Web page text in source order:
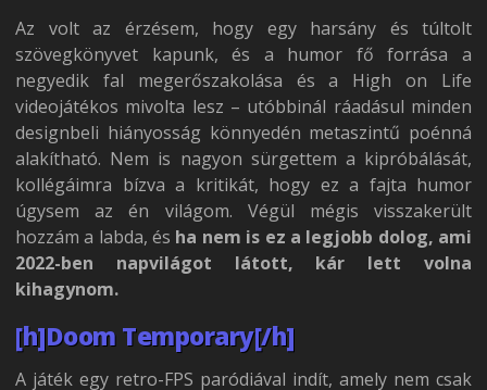
Az volt az érzésem, hogy egy harsány és túltolt
szövegkönyvet kapunk, és a humor fő forrása a
negyedik fal megerőszakolása és a High on Life
videojátékos mivolta lesz – utóbbinál ráadásul minden
designbeli hiányosság könnyedén metaszintű poénná
alakítható. Nem is nagyon sürgettem a kipróbálását,
kollégáimra bízva a kritikát, hogy ez a fajta humor
úgysem az én világom. Végül mégis visszakerült
hozzám a labda, és ha nem is ez a legjobb dolog, ami
2022-ben napvilágot látott, kár lett volna
kihagynom.
[h]Doom Temporary[/h]
A játék egy retro-FPS paródiával indít, amely nem csak